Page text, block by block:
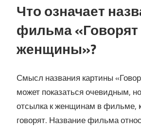
Что означает
фильма «Говорят
женщины»?
Смысл названия картины
может показаться очевидным,
отсылка к женщинам в фильме,
говорят. Название фильма